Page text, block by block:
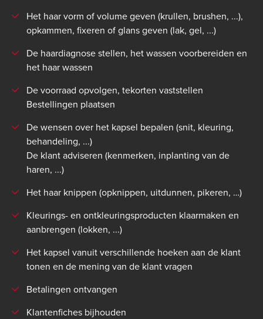
Het haar vorm of volume geven (krullen, brushen, ...),
opkammen, fixeren of glans geven (lak, gel, ...)
De haardiagnose stellen, het wassen voorbereiden en
het haar wassen
De voorraad opvolgen, tekorten vaststellen
Bestellingen plaatsen
De wensen over het kapsel bepalen (snit, kleuring,
behandeling, ...)
De klant adviseren (kenmerken, inplanting van de
haren, ...)
Het haar knippen (opknippen, uitdunnen, pikeren, …)
Kleurings- en ontkleuringsproducten klaarmaken en
aanbrengen (lokken, ...)
Het kapsel vanuit verschillende hoeken aan de klant
tonen en de mening van de klant vragen
Betalingen ontvangen
Klantenfiches bijhouden